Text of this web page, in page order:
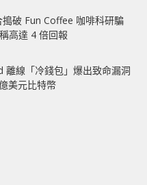
破 Fun Coffee 咖啡科研騙
高達 4 倍回報
離線「冷錢包」爆出致命漏洞
美元比特幣